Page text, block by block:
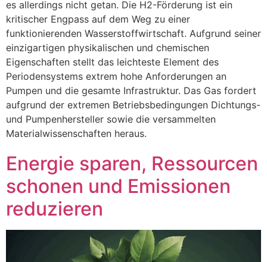
es allerdings nicht getan. Die H2-Förderung ist ein
kritischer Engpass auf dem Weg zu einer
funktionierenden Wasserstoffwirtschaft. Aufgrund seiner
einzigartigen physikalischen und chemischen
Eigenschaften stellt das leichteste Element des
Periodensystems extrem hohe Anforderungen an
Pumpen und die gesamte Infrastruktur. Das Gas fordert
aufgrund der extremen Betriebsbedingungen Dichtungs-
und Pumpenhersteller sowie die versammelten
Materialwissenschaften heraus.
Energie sparen, Ressourcen
schonen und Emissionen
reduzieren